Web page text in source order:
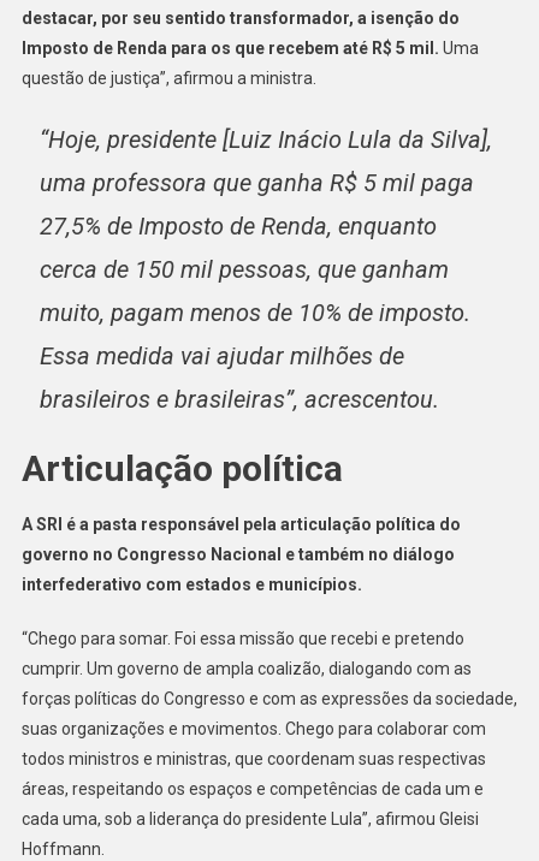
destacar, por seu sentido transformador, a isenção do
Imposto de Renda para os que recebem até R$ 5 mil. Uma
questão de justiça”, afirmou a ministra.
“Hoje, presidente [Luiz Inácio Lula da Silva],
uma professora que ganha R$ 5 mil paga
27,5% de Imposto de Renda, enquanto
cerca de 150 mil pessoas, que ganham
muito, pagam menos de 10% de imposto.
Essa medida vai ajudar milhões de
brasileiros e brasileiras”, acrescentou.
Articulação política
A SRI é a pasta responsável pela articulação política do
governo no Congresso Nacional e também no diálogo
interfederativo com estados e municípios.
“Chego para somar. Foi essa missão que recebi e pretendo
cumprir. Um governo de ampla coalizão, dialogando com as
forças políticas do Congresso e com as expressões da sociedade,
suas organizações e movimentos. Chego para colaborar com
todos ministros e ministras, que coordenam suas respectivas
áreas, respeitando os espaços e competências de cada um e
cada uma, sob a liderança do presidente Lula”, afirmou Gleisi
Hoffmann.